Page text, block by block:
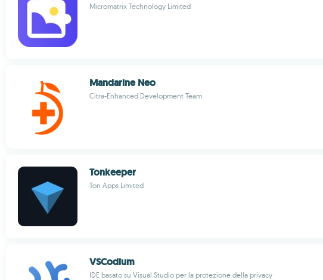
Micromatrix Technology Limited
Mandarine Neo
Citra-Enhanced Development Team
Tonkeeper
Ton Apps Limited
VSCodium
IDE basato su Visual Studio per la protezione della privacy